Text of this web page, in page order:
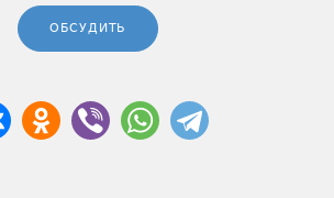
ОБСУДИТЬ